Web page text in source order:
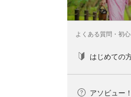
よくある質問・初
はじめての
アソビュー